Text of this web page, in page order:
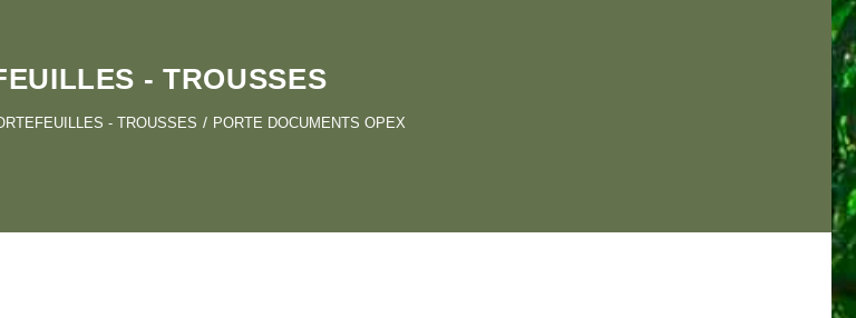
- TROUSSES
- TROUSSES PORTE DOCUMENTS OPEX